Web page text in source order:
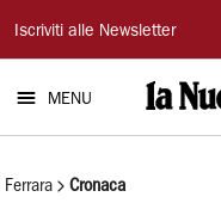
La
Nuova
Ferrara
Iscriviti alle Newsletter
MENU
Ferrara Cronaca